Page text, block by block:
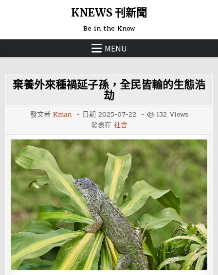
KNEWS 刊新聞
Be in the Know
MENU
棄養外來種禍延子孫，全民皆輸的生態浩
劫
發文者 Kman 日期 2025-07-22 132 Views
發表在 社會